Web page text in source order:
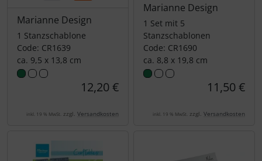
Marianne Design
1 Stanzschablone
Code: CR1639
ca. 9,5 x 13,8 cm
12,20 €
inkl. 19 % MwSt. zzgl. Versandkosten
Marianne Design
1 Set mit 5
Stanzschablonen
Code: CR1690
ca. 8,8 x 19,8 cm
11,50 €
inkl. 19 % MwSt. zzgl. Versandkosten